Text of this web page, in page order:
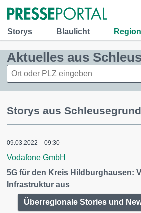
Storys Blaulicht
Aktuelles aus
Storys aus Schleusegrund
09.03.2022 – 09:30
Vodafone GmbH
5G für den Kreis Hildburghausen:
Infrastruktur aus
Überregionale Stories und